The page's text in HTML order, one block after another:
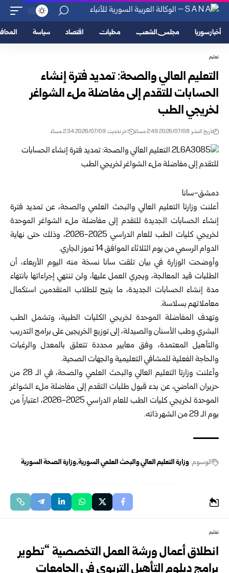
أخبار سوريا مجلس الشعب محليات اقتصاد سياسة
تعليم
التعليم العالي والصحة: تمديد فترة إنشاء
الحسابات للتقدم إلى مفاضلة ملء الشواغر
لخريجي الطب
تاريخ النشر: 2026/07/08 2:49 مساءً اخر تحديث: 2026/07/09 2:34 مساءً
دمشق-سانا
أعلنت وزارتا التعليم العالي والبحث العلميوالصحة، عن تمديد فترة
إنشاء الحسابات الجديدة للتقدم إلى مفاضلة ملء الشواغر الموحدة
لخريجي كليات الطب للعام الدراسي 2025-2026، وذلك حتى نهاية
الدوام الرسمي من يوم الثلاثاء الموافق 14 تموز الجاري.
وأوضحت الوزارة في بيان تلقت سانا نسخة منه اليوم الأربعاء، أن
الطلبات قيد المعالجة، ويجري العمل عليها، ولن تنتهي إجراءاتها بانتهاء
مدة إنشاء الحسابات الجديدة، ما يتيح للطلاب المتقدمين استكمال
معاملاتهم بسلاسة.
وتهدف المفاضلة الموحدة لخريجي الكليات الطبية، وتشمل الطب
البشري وطب الأسنان والصيدلة، إلى توزيع الخريجين ‏على برامج التدريب
والتأهيل المعتمدة، وفق معايير محددة تتعلق بالمعدل والرغبات
والحاجة الفعلية للمشافي التعليمية ‏والجهات الصحية.‏
وأعلنت وزارتا التعليم العالي والبحث العلمي والصحة
، في الـ 28 من
حزيران الماضي، عن بدء قبول طلبات التقدم إلى مفاضلة ملء الشواغر
الموحدة لخريجي ‏كليات الطب للعام الدراسي 2025-2026، اعتباراً من
يوم الـ 29 من الشهر ذاته.‏
الوسوم:وزارة التعليم العالي والبحث العلمي السورية وزارة الصحة السورية
تعليم
انطلاق أعمال ورشة العمل التخصصية “تطوير
برامج دبلوم التأهيل التربوي في الجامعات